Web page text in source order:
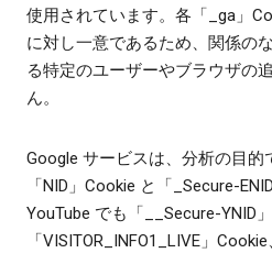
使用されています。各「_ga」
に対し一意であるため、関係の
る特定のユーザーやブラウザの
ん。
Google サービスは、分析の目的
「NID」Cookie と「_Secure-
YouTube でも「__Secure-YNID」
「VISITOR_INFO1_LIVE」